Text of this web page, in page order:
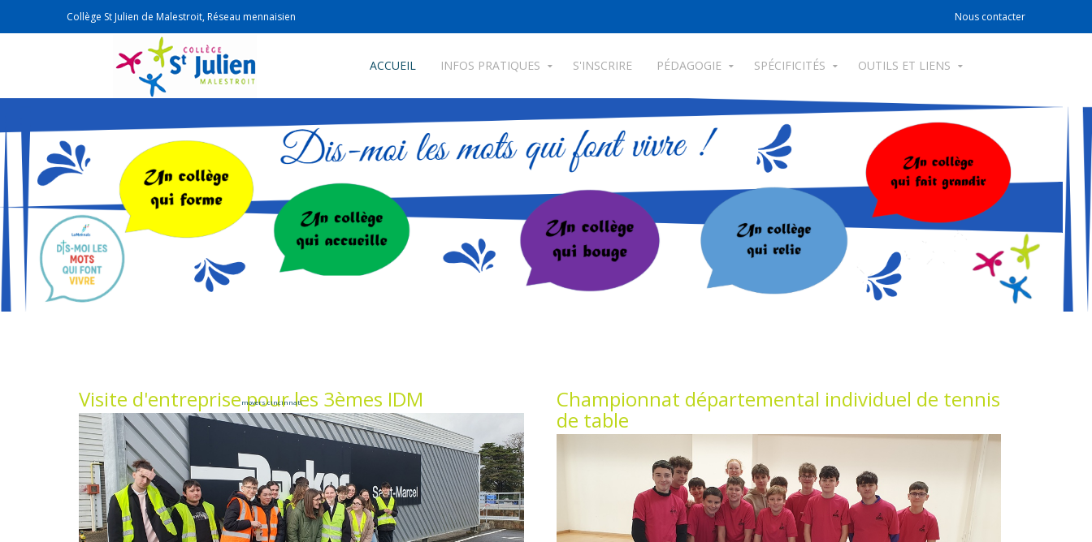
Collège St Julien de Malestroit, Réseau mennaisien Nous contacter
movers cincinnati
ACCUEIL INFOS PRATIQUES S'INSCRIRE PÉDAGOGIE SPÉCIFICITÉS OUTILS ET LIENS
Visite d'entreprise pour les 3èmes IDM Championnat départemental individuel de tennis
de table